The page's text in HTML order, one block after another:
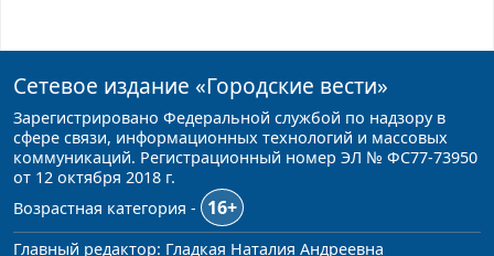
Сетевое издание «Городские вести»
Зарегистрировано Федеральной службой по надзору в
сфере связи, информационных технологий и массовых
коммуникаций. Регистрационный номер ЭЛ № ФС77-73950
от 12 октября 2018 г.
Возрастная категория -
16+
Главный редактор: Гладкая Наталия Андреевна